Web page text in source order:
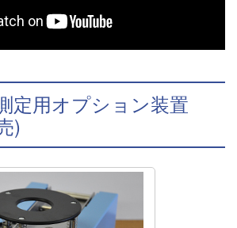
定用オプション装置
)